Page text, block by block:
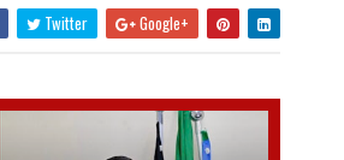
Twitter Google+